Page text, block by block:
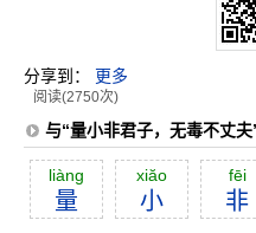
分享到： 更多
阅读(2750次)
与“量小非君子，无毒不丈
liàng
量
xiăo
小
fēi
非